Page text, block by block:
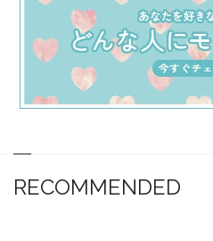
RECOMMENDED